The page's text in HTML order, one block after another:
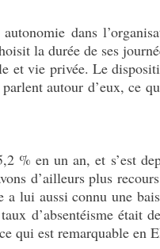
dans
la durée de ses
et vie privée. Le
autour d’eux, ce
% en un an, et s’est
d’ailleurs plus
a lui aussi connu une
d’absentéisme était
qui est remarquable en